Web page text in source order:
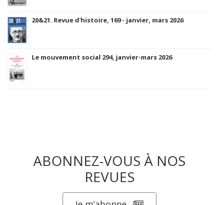
20&21. Revue d'histoire, 169 - janvier, mars 2026
Le mouvement social 294, janvier-mars 2026
ABONNEZ-VOUS À NOS
REVUES